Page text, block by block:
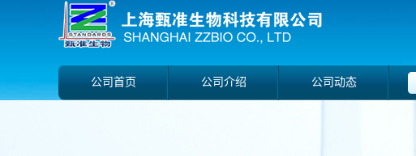
公司首页 公司介绍 公司动态